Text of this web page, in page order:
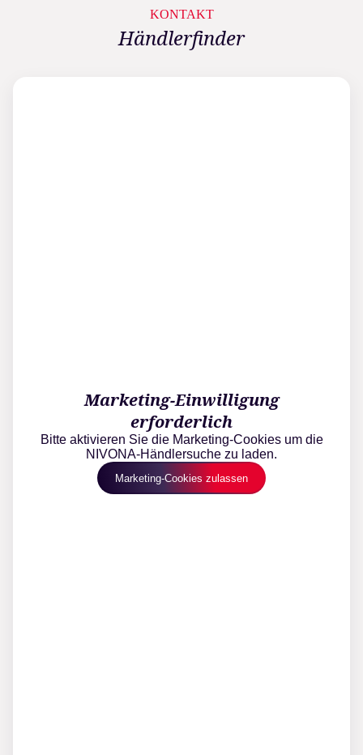
KONTAKT
Händlerfinder
Marketing-Einwilligung
erforderlich
Bitte aktivieren Sie die Marketing-Cookies um die
NIVONA-Händlersuche zu laden.
Marketing-Cookies zulassen